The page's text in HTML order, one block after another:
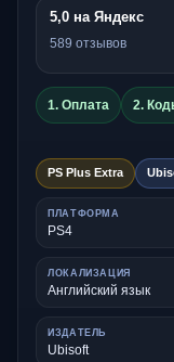
5,0 на Яндекс
589 отзывов
1. Оплата 2.
PS Plus Extra
ПЛАТФОРМА
PS4
ЛОКАЛИЗАЦИЯ
Английский язык
ИЗДАТЕЛЬ
Ubisoft